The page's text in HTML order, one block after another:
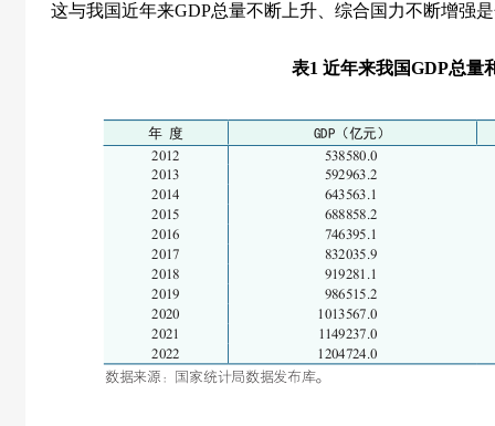
这与我国近年来GDP总量不断上升、综合国力不断增强
表1 近年来我国GDP总量